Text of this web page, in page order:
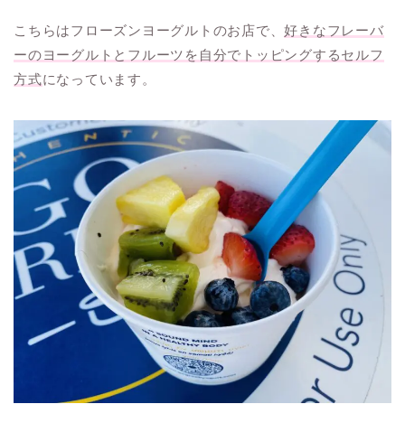
こちらはフローズンヨーグルトのお店で、好きなフレーバ
ーのヨーグルトとフルーツを自分でトッピングするセルフ
方式になっています。